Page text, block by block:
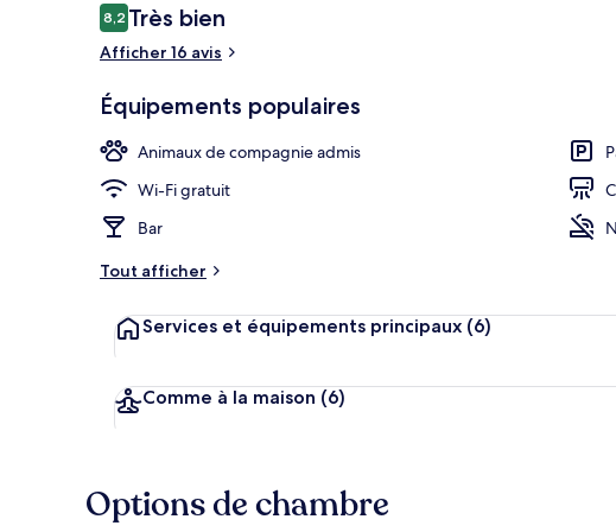
Avis
voyageurs
8,28,2 sur 10
Très bien
Afficher 16 avis
Équipements populaires
Animaux de compagnie admis
Wi-Fi gratuit
Bar
Tout afficher
Services et équipements principaux (6)
Comme à la maison (6)
Options de chambre